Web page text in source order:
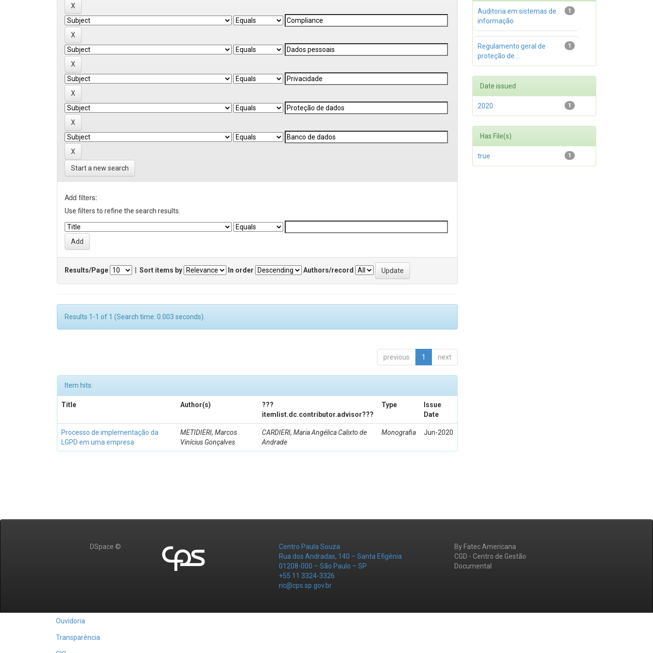
Start a new search
Add filters:
Use filters to refine the search results.
Results/Page Sort items by In order Authors/record
Results 1-1 of 1 (Search time: 0.003 seconds).
previous 1 next
Item hits:
Title Author(s)
???
itemlist.dc.contributor.advisor???
Type
Issue
Date
Processo de implementação da
LGPD em uma empresa
METIDIERI, Marcos
Vinícius Gonçalves
CARDIERI, Maria Angélica Calixto de
Andrade
Monografia Jun-2020
1
Auditoria em sistemas de
informação
1
Regulamento geral de
proteção de ...
Date issued
1
2020
Has File(s)
1
true
DSpace ©
Centro Paula Souza
Rua dos Andradas, 140 – Santa Efigênia
01208-000 – São Paulo – SP
+55 11 3324-3326
ric@cps.sp.gov.br
By Fatec Americana
CGD - Centro de Gestão
Documental
Ouvidoria
Transparência